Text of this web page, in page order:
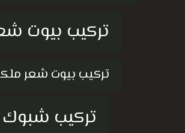
تركيب بيوت
تركيب بيوت شعر
تركيب شبوك